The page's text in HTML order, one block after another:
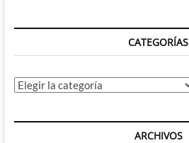
CATEGORÍAS
Categorías
ARCHIVOS